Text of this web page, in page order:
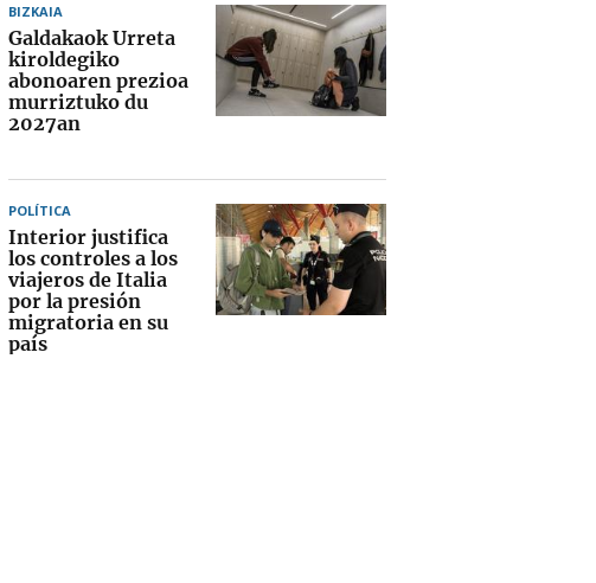
BIZKAIA
Galdakaok Urreta
kiroldegiko
abonoaren prezioa
murriztuko du
2027an
POLÍTICA
Interior justifica
los controles a los
viajeros de Italia
por la presión
migratoria en su
país